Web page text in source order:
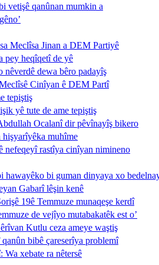
vetişê qanûnan mumkin a
Meclîsa Jinan a DEM Partiyê
pey heqîqetî de yê
nêverdê dewa bêro padayîş
Cinîyan ê DEM Partî
tepiştiş
yê tute de ame tepiştiş
Ocalanî dir pêvînayîş bikero
hişyarîyêka muhîme
nefeqeyî rastîya cinîyan nimineno
hawayêko bi guman dinyaya xo
Gabarî lêşin kenê
19ê Temmuze munaqeşe kerdî
de vejîyo mutabakatêk est o’
Kutlu ceza ameye waştiş
bibê çareserîya problemî
xebate ra nêtersê